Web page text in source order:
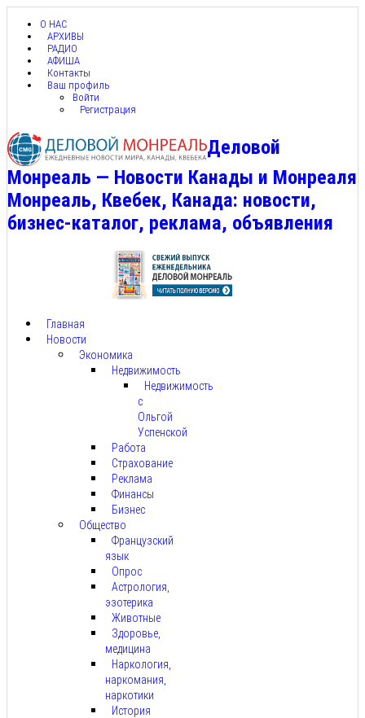
О НАС
АРХИВЫ
РАДИО
АФИША
Контакты
Ваш профиль
Войти
Регистрация
Деловой
Монреаль — Новости Канады и Монреаля
Монреаль, Квебек, Канада: новости,
бизнес-каталог, реклама, объявления
Главная
Новости
Экономика
Недвижимость
Недвижимость
с
Ольгой
Успенской
Работа
Страхование
Реклама
Финансы
Бизнес
Общество
Французский
язык
Опрос
Астрология,
эзотерика
Животные
Здоровье,
медицина
Наркология,
наркомания,
наркотики
История